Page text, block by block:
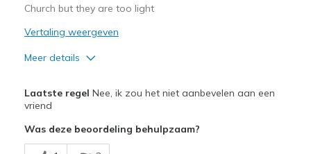
View On Shoes
Shoes are for Wearing
Church but they are too light
Vertaling weergeven
Meer details
Attractive Design
Stylish
Laatste regel Nee, ik zou het niet aanbevelen aan een
vriend
Was deze beoordeling behulpzaam?